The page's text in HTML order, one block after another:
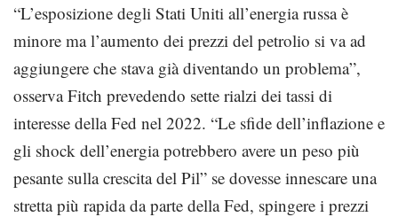
“L’esposizione degli Stati Uniti all’energia russa è
minore ma l’aumento dei prezzi del petrolio si va ad
aggiungere che stava già diventando un problema”,
osserva Fitch prevedendo sette rialzi dei tassi di
interesse della Fed nel 2022. “Le sfide dell’inflazione e
gli shock dell’energia potrebbero avere un peso più
pesante sulla crescita del Pil” se dovesse innescare una
stretta più rapida da parte della Fed, spingere i prezzi